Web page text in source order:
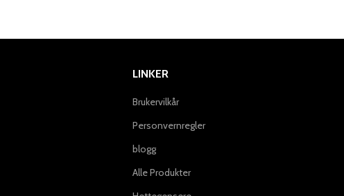
LINKER
Brukervilkår
Personvernregler
blogg
Alle Produkter